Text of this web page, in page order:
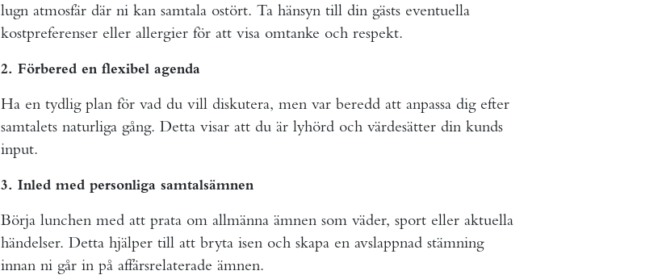
lugn atmosfär där ni kan samtala ostört. Ta hänsyn till din gästs eventuella
kostpreferenser eller allergier för att visa omtanke och respekt.
2. Förbered en flexibel agenda
Ha en tydlig plan för vad du vill diskutera, men var beredd att anpassa dig efter
samtalets naturliga gång. Detta visar att du är lyhörd och värdesätter din kunds
input.
3. Inled med personliga samtalsämnen
Börja lunchen med att prata om allmänna ämnen som väder, sport eller aktuella
händelser. Detta hjälper till att bryta isen och skapa en avslappnad stämning
innan ni går in på affärsrelaterade ämnen.